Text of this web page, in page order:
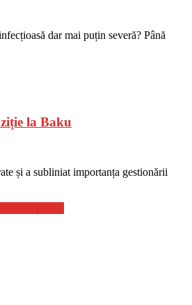
dar mai puțin severă? Până
la Baku
și a subliniat importanța gestionării